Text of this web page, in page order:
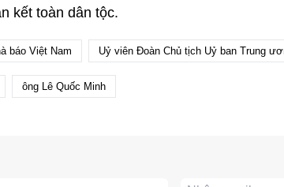
kết toàn dân tộc.
báo Việt Nam Uỷ viên Đoàn Chủ tịch Uỷ ban Trung
ông Lê Quốc Minh